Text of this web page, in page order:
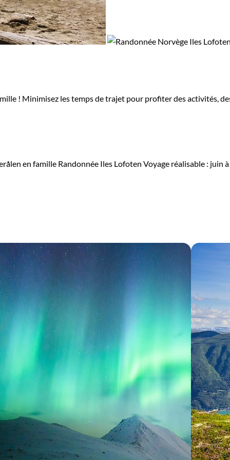
! Minimisez les temps de trajet pour profiter des activités,
en famille Randonnée Iles Lofoten Voyage réalisable : juin